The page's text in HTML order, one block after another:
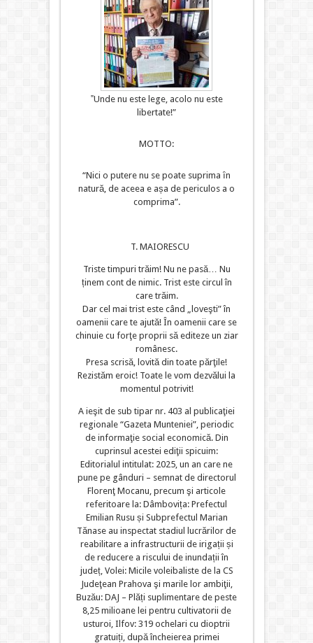
‟Unde nu este lege, acolo nu este
libertate!”
MOTTO:
“Nici o putere nu se poate suprima ȋn
natură, de aceea e așa de periculos a o
comprima”.
T. MAIORESCU
Triste timpuri trăim! Nu ne pasă… Nu
ținem cont de nimic. Trist este circul în
care trăim.
Dar cel mai trist este când „loveşti” în
oamenii care te ajută! În oamenii care se
chinuie cu forţe proprii să editeze un ziar
românesc.
Presa scrisă, lovită din toate părţile!
Rezistăm eroic! Toate le vom dezvălui la
momentul potrivit!
A ieşit de sub tipar nr. 403 al publicaţiei
regionale “Gazeta Munteniei”, periodic
de informaţie social economică. Din
cuprinsul acestei ediţii spicuim:
Editorialul intitulat: 2025, un an care ne
pune pe gânduri – semnat de directorul
Florenţ Mocanu, precum şi articole
referitoare la: Dâmbovița: Prefectul
Emilian Rusu și Subprefectul Marian
Tănase au inspectat stadiul lucrărilor de
reabilitare a infrastructurii de irigații și
de reducere a riscului de inundații în
județ, Volei: Micile voleibaliste de la CS
Judeţean Prahova şi marile lor ambiţii,
Buzău: DAJ – Plăți suplimentare de peste
8,25 milioane lei pentru cultivatorii de
usturoi, Ilfov: 319 ochelari cu dioptrii
gratuiți, după încheierea primei